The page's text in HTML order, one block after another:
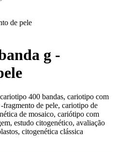
de pele
g -
cariotipo 400 bandas, cariotipo com
de pele, cariotipo de
de mosaico, cariótipo com
estudo citogenético, avaliação
citogenética clássica